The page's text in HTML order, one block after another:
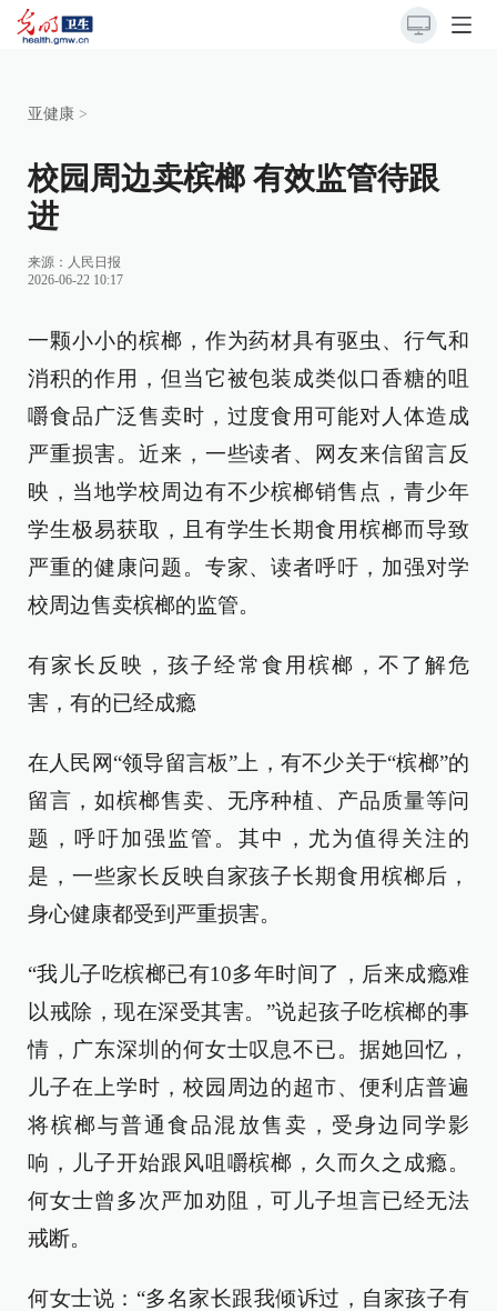
亚健康 >
校园周边卖槟榔 有效监管待跟
进
来源： 人民日报
2026-06-22 10:17
一颗小小的槟榔，作为药材具有驱虫、行气和
消积的作用，但当它被包装成类似口香糖的咀
嚼食品广泛售卖时，过度食用可能对人体造成
严重损害。近来，一些读者、网友来信留言反
映，当地学校周边有不少槟榔销售点，青少年
学生极易获取，且有学生长期食用槟榔而导致
严重的健康问题。专家、读者呼吁，加强对学
校周边售卖槟榔的监管。
有家长反映，孩子经常食用槟榔，不了解危
害，有的已经成瘾
在人民网“领导留言板”上，有不少关于“槟榔”的
留言，如槟榔售卖、无序种植、产品质量等问
题，呼吁加强监管。其中，尤为值得关注的
是，一些家长反映自家孩子长期食用槟榔后，
身心健康都受到严重损害。
“我儿子吃槟榔已有10多年时间了，后来成瘾难
以戒除，现在深受其害。”说起孩子吃槟榔的事
情，广东深圳的何女士叹息不已。据她回忆，
儿子在上学时，校园周边的超市、便利店普遍
将槟榔与普通食品混放售卖，受身边同学影
响，儿子开始跟风咀嚼槟榔，久而久之成瘾。
何女士曾多次严加劝阻，可儿子坦言已经无法
戒断。
何女士说：“多名家长跟我倾诉过，自家孩子有